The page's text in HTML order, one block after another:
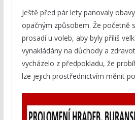
Ještě před pár lety panovaly
opačným způsobem. Že početně
prosadí u voleb, aby byly příliš
vynakládány na důchody a
vycházelo z předpokladu, že
lze jejich prostřednictvím měnit